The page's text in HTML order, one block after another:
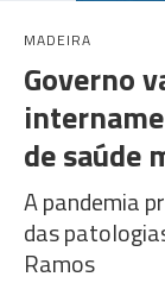
MADEIRA
Governo
de saúde
A pandemia
das
Ramos